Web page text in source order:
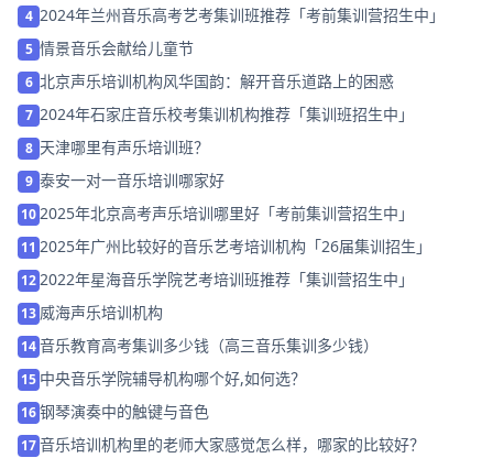
4 2024年兰州音乐高考艺考集训班推荐「考前集训营招生中」
5 情景音乐会献给儿童节
6 北京声乐培训机构风华国韵：解开音乐道路上的困惑
7 2024年石家庄音乐校考集训机构推荐「集训班招生中」
8 天津哪里有声乐培训班？
9 泰安一对一音乐培训哪家好
102025年北京高考声乐培训哪里好「考前集训营招生中」
11 2025年广州比较好的音乐艺考培训机构「26届集训招生」
122022年星海音乐学院艺考培训班推荐「集训营招生中」
13 威海声乐培训机构
14音乐教育高考集训多少钱（高三音乐集训多少钱）
15 中央音乐学院辅导机构哪个好,如何选？
16钢琴演奏中的触键与音色
17音乐培训机构里的老师大家感觉怎么样，哪家的比较好？